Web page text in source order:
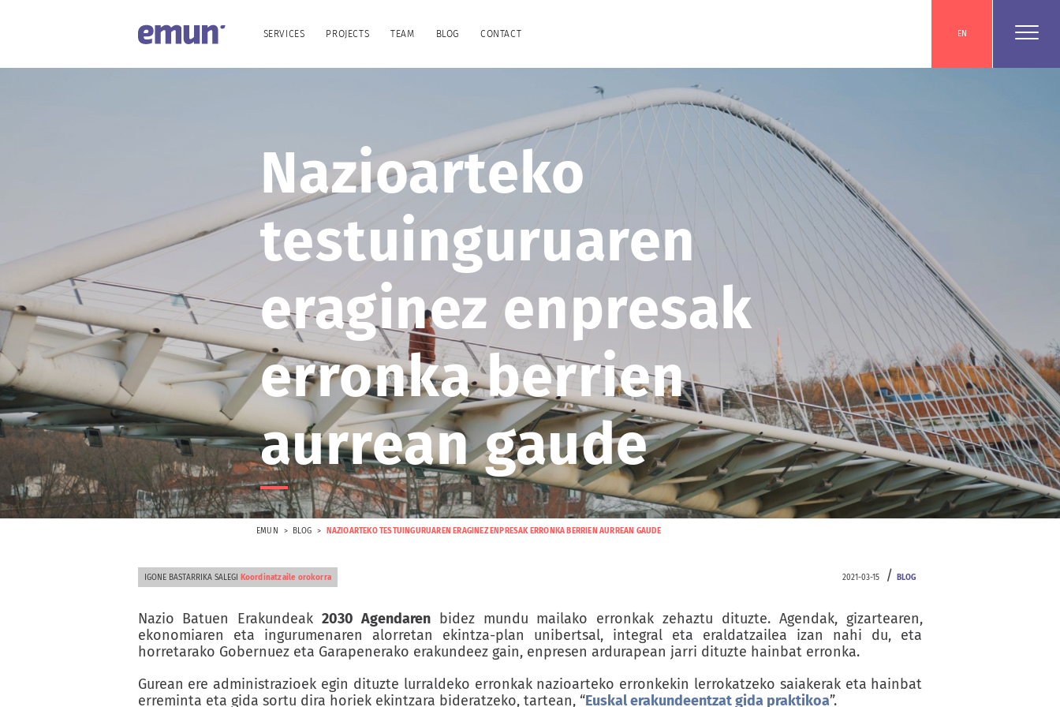
SERVICES PROJECTS TEAM BLOG CONTACT EN
Nazioarteko
testuinguruaren
eraginez enpresak
erronka berrien
aurrean gaude
EMUN BLOG NAZIOARTEKO TESTUINGURUAREN ERAGINEZ ENPRESAK ERRONKA BERRIEN AURREAN GAUDE
IGONE BASTARRIKA SALEGI Koordinatzaile orokorra 2021-03-15 / BLOG
Nazio Batuen Erakundeak 2030 Agendarenbidez mundu mailako erronkak zehaztu dituzte. Agendak, gizartearen,
ekonomiaren eta ingurumenaren alorretan ekintza-plan unibertsal, integral eta eraldatzailea izan nahi du, eta
horretarako Gobernuez eta Garapenerako erakundeez gain, enpresen ardurapean jarri dituzte hainbat erronka.
Gurean ere administrazioek egin dituzte lurraldeko erronkak nazioarteko erronkekin lerrokatzeko saiakerak eta hainbat
erreminta eta gida sortu dira horiek ekintzara bideratzeko, tartean, “Euskal erakundeentzat gida praktikoa”.